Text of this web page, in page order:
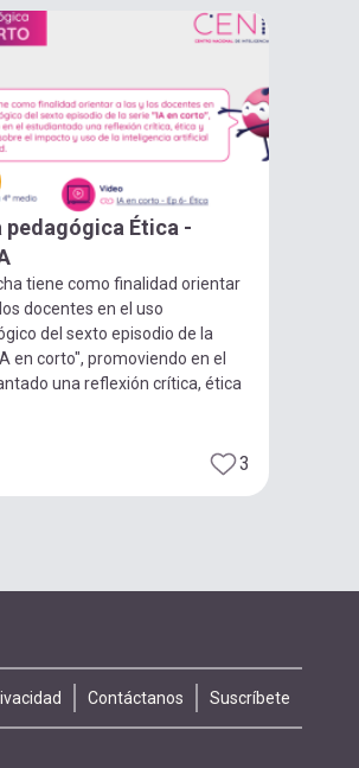
pedagógica Ética -
tiene como finalidad orientar
docentes en el uso
del sexto episodio de la
en corto", promoviendo en el
una reflexión crítica, ética
3
Contáctanos Suscríbete